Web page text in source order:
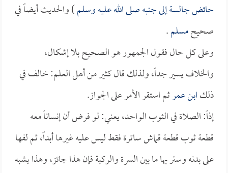
حائض جالسة إلى جنبه صلى الله عليه وسلم) والحديث أيضاً في
صحيحمسلم.
وعلى كل حال فقول الجمهور هو الصحيح بلا إشكال،
والخلاف يسير جداً، ولذلك قال كثير من أهل العلم: خالف في
ذلكابن عمرثم استقر الأمر على الجواز.
إذاً: الصلاة في الثوب الواحد، يعني: لو فرض أن إنساناً معه
قطعة ثوب قطعة قماش ساترة فقط ليس عليه غيرها أبداً، ثم لفها
على بدنه وستر بها ما بين السرة والركبة فإن هذا جائز، وهذا يشبه